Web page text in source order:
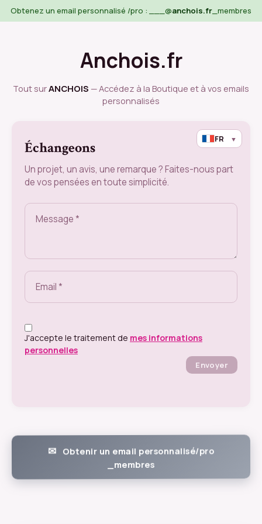
Obtenez un email personnalisé /pro : ___@anchois.fr _membres
Anchois.fr
Tout surANCHOIS — Accédez à la Boutique et à vos emails
personnalisés
FR ▼
Échangeons
Un projet, un avis, une remarque ? Faites-nous part
de vos pensées en toute simplicité.
J'accepte le traitement de mes informations
personnelles
Envoyer
Obtenir un email personnalisé/pro
_membres